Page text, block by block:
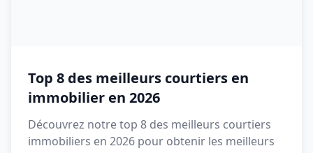
Top 8 des meilleurs courtiers en
immobilier en 2026
Découvrez notre top 8 des meilleurs courtiers
immobiliers en 2026 pour obtenir les meilleurs